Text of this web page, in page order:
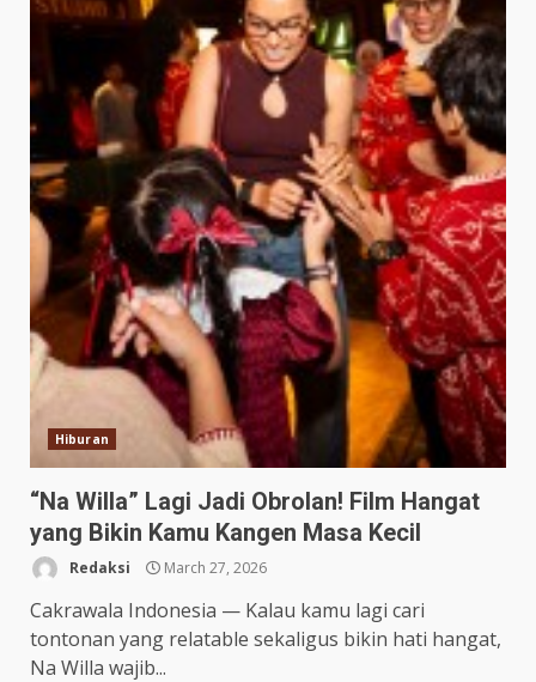
Hiburan
“Na Willa” Lagi Jadi Obrolan! Film Hangat
yang Bikin Kamu Kangen Masa Kecil
Redaksi March 27, 2026
Cakrawala Indonesia — Kalau kamu lagi cari
tontonan yang relatable sekaligus bikin hati hangat,
Na Willa wajib...